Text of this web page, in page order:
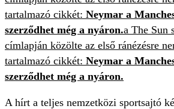
tartalmazó cikkét: Neymar a
szerződhet még a nyáron.a The Sun
címlapján közölte az első ránézésre
tartalmazó cikkét: Neymar a
szerződhet még a nyáron.
A hírt a teljes nemzetközi sportsajtó